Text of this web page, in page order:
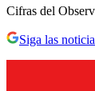
Cifras del
Siga las